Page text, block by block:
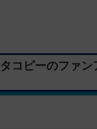
タコピーのファ